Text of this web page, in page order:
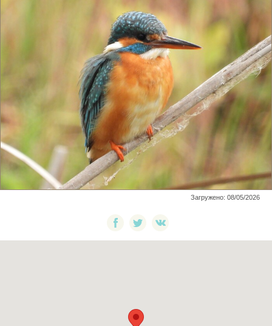
Загружено: 08/05/2026